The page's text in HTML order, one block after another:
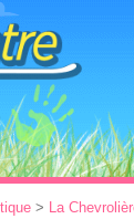
> La